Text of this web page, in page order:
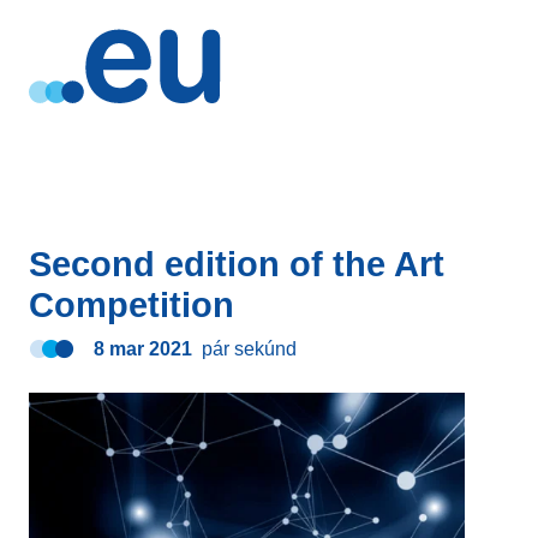
Second edition of the Art
Competition
8 mar 2021 pár sekúnd